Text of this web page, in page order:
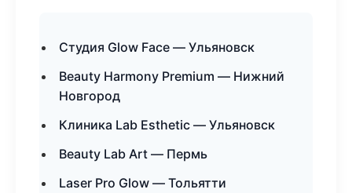
Студия Glow Face — Ульяновск
Beauty Harmony Premium — Нижний
Новгород
Клиника Lab Esthetic — Ульяновск
Beauty Lab Art — Пермь
Laser Pro Glow — Тольятти